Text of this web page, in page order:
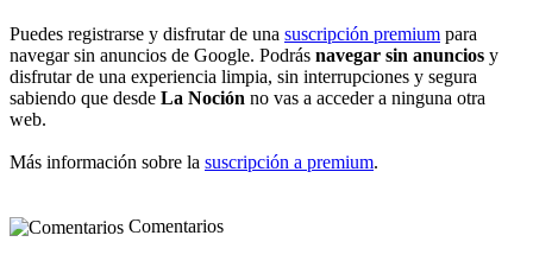
Puedes registrarse y disfrutar de una suscripción premium para
navegar sin anuncios de Google. Podrás navegar sin anuncios y
disfrutar de una experiencia limpia, sin interrupciones y segura
sabiendo que desde La Noción no vas a acceder a ninguna otra
web.
Más información sobre la suscripción a premium.
Comentarios